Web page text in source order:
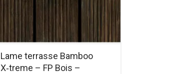
Lame terrasse Bamboo
X‑treme – FP Bois –